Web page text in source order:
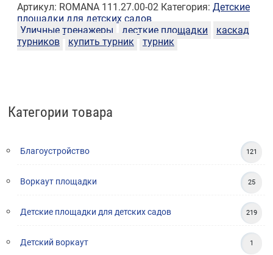
Категории товара
Благоустройство 121
Воркаут площадки 25
Детские площадки для детских садов 219
Детский воркаут 1
Артикул: ROMANA 111.27.00-02 Категория: Детские
площадки для детских садов
Уличные тренажеры
десткие площадки
каскад
турников
купить турник турник